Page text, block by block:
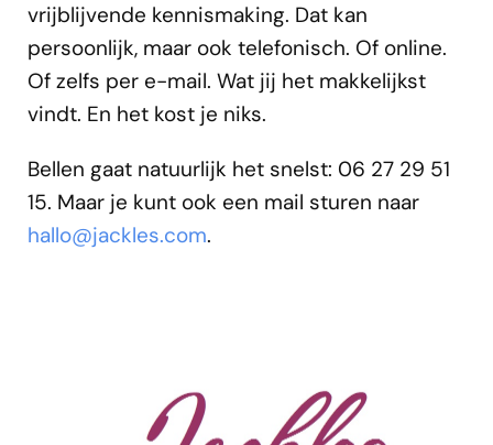
vrijblijvende kennismaking. Dat kan
persoonlijk, maar ook telefonisch. Of online.
Of zelfs per e-mail. Wat jij het makkelijkst
vindt. En het kost je niks.
Bellen gaat natuurlijk het snelst: 06 27 29 51
15. Maar je kunt ook een mail sturen naar
hallo@jackles.com.